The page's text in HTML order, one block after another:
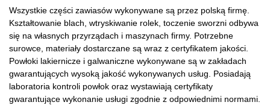
Wszystkie części zawiasów wykonywane są przez polską firmę.
Kształtowanie blach, wtryskiwanie rolek, toczenie sworzni odbywa
się na własnych przyrządach i maszynach firmy. Potrzebne
surowce, materiały dostarczane są wraz z certyfikatem jakości.
Powłoki lakiernicze i galwaniczne wykonywane są w zakładach
gwarantujących wysoką jakość wykonywanych usług. Posiadają
laboratoria kontroli powłok oraz wystawiają certyfikaty
gwarantujące wykonanie usługi zgodnie z odpowiednimi normami.